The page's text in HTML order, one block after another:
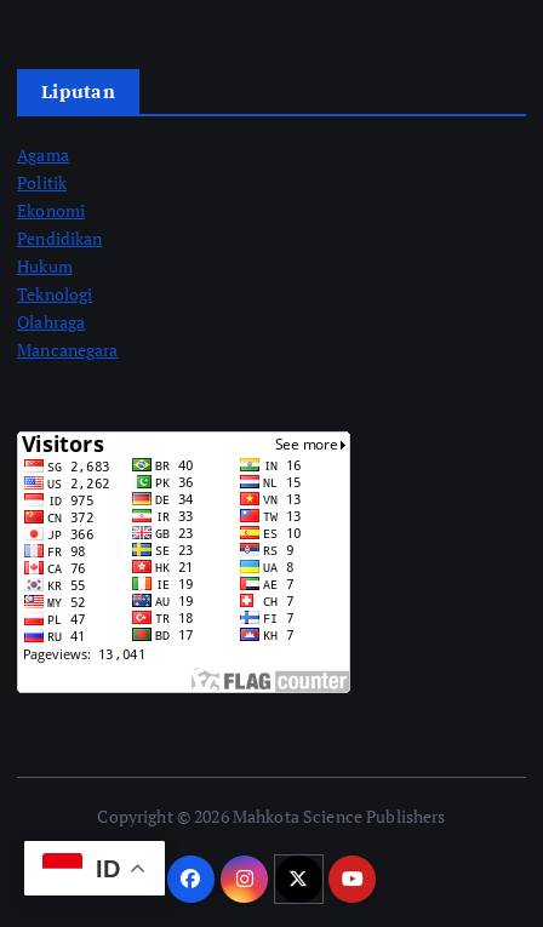
Liputan
Agama
Politik
Ekonomi
Pendidikan
Hukum
Teknologi
Olahraga
Mancanegara
Copyright © 2026 Mahkota Science Publishers
ID